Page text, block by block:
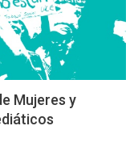
Mujeres y